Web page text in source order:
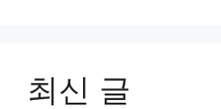
최신 글